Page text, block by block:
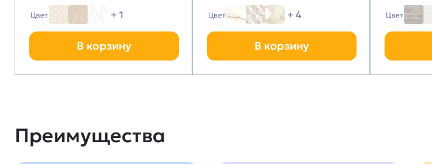
Цвет + 1
В корзину
Цвет + 4
В корзину
Цвет
Преимущества